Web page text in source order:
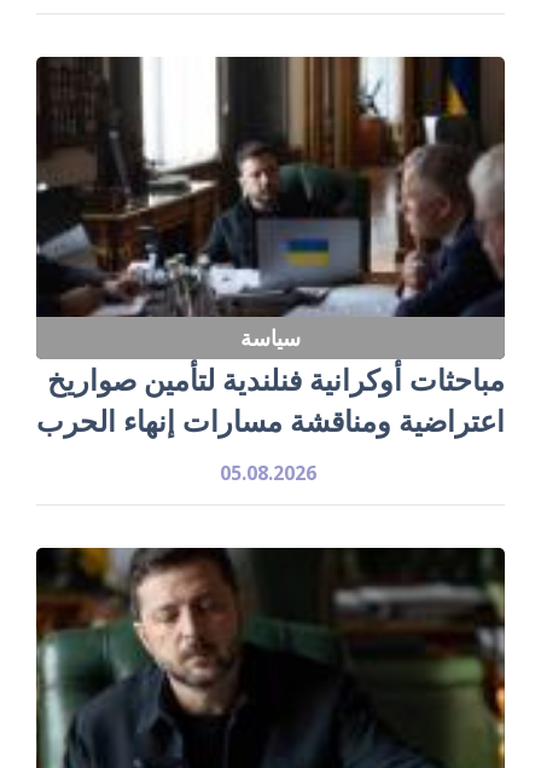
سياسة
مباحثات أوكرانية فنلندية لتأمين صواريخ
اعتراضية ومناقشة مسارات إنهاء الحرب
05.08.2026